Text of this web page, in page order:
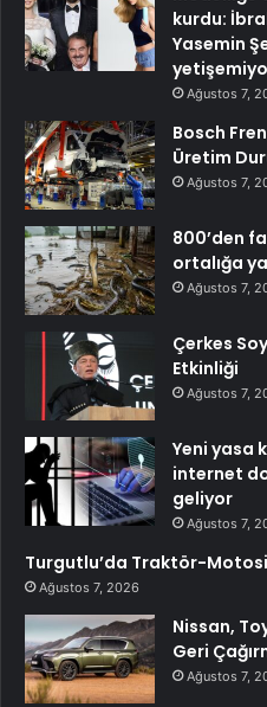
kurdu:
Yasemin
Ağustos 7,
Bosch
Üretim
Ağustos 7,
800’den
ortalığa
Ağustos 7,
Çerkes
Etkinliği
Ağustos 7,
Yeni yasa
internet
geliyor
Ağustos 7,
Turgutlu’da Traktör-
Ağustos 7, 2026
Nissan,
Geri
Ağustos 7,